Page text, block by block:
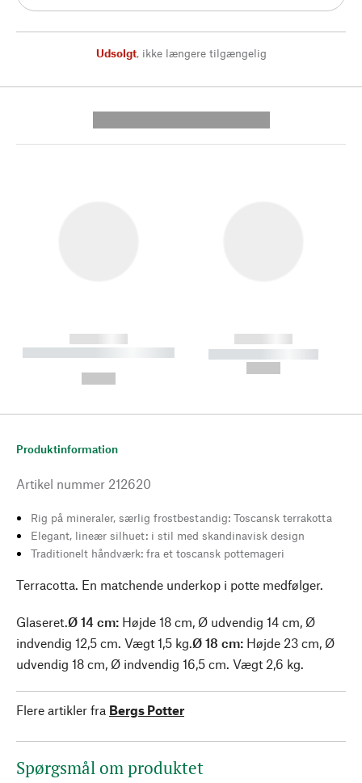
Udsolgt, ikke længere tilgængelig
------------
----------- ----------- --------
------------
----------- -----------
Produktinformation
Artikel nummer 212620
Rig på mineraler, særlig frostbestandig: Toscansk terrakotta
Elegant, lineær silhuet: i stil med skandinavisk design
Traditionelt håndværk: fra et toscansk pottemageri
Terracotta. En matchende underkop i potte medfølger.
Glaseret. Ø 14 cm: Højde 18 cm, Ø udvendig 14 cm, Ø
indvendig 12,5 cm. Vægt 1,5 kg. Ø 18 cm: Højde 23 cm, Ø
udvendig 18 cm, Ø indvendig 16,5 cm. Vægt 2,6 kg.
Flere artikler fra Bergs Potter
Spørgsmål om produktet